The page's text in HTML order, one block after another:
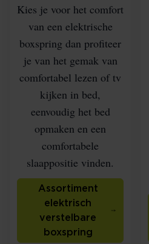
Kies je voor het comfort
van een elektrische
boxspring dan profiteer
je van het gemak van
comfortabel lezen of tv
kijken in bed,
eenvoudig het bed
opmaken en een
comfortabele
slaappositie vinden.
Assortiment
elektrisch
verstelbare
boxspring